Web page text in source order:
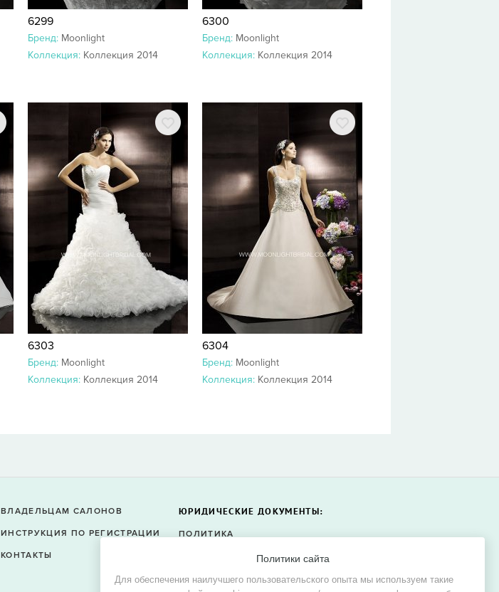
6299
Бренд: Moonlight
Коллекция: Коллекция 2014
6300
Бренд: Moonlight
Коллекция: Коллекция 2014
6303
Бренд: Moonlight
Коллекция: Коллекция 2014
6304
Бренд: Moonlight
Коллекция: Коллекция 2014
Политики сайта
Для обеспечения наилучшего пользовательского опыта мы используем такие
ВЛАДЕЛЬЦАМ САЛОНОВ
ИНСТРУКЦИЯ ПО РЕГИСТРАЦИИ
КОНТАКТЫ
ЮРИДИЧЕСКИЕ ДОКУМЕНТЫ:
ПОЛИТИКА
СОГЛАСИЕ НА ОБРАБОТКУ